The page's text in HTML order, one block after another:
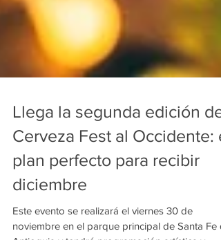
Llega la segunda edición de
Cerveza Fest al Occidente:
plan perfecto para recibir
diciembre